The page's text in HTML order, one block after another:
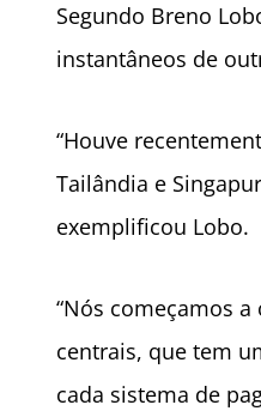
Segundo Breno
instantâneos de
“Houve
Tailândia e
exemplificou Lobo.
“Nós começamos
centrais, que tem
cada sistema de